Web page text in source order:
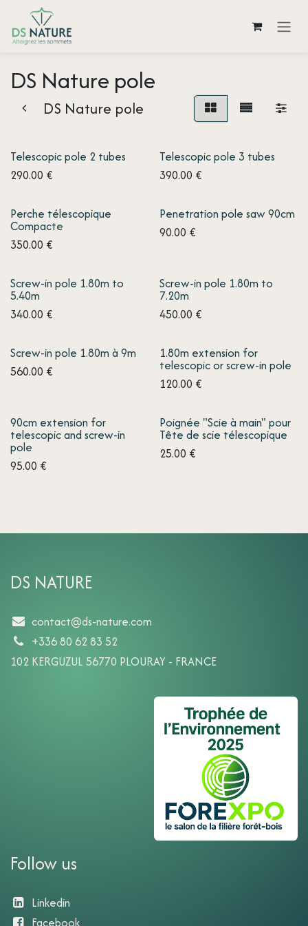
Skip to Content
DS Nature pole
DS Nature pole
Telescopic pole 2 tubes
290.00 €
Telescopic pole 3 tubes
390.00 €
Perche télescopique
Compacte
350.00 €
Penetration pole saw 90cm
90.00 €
Screw-in pole 1.80m to
5.40m
340.00 €
Screw-in pole 1.80m to
7.20m
450.00 €
Screw-in pole 1.80m à 9m
560.00 €
1.80m extension for
telescopic or screw-in pole
120.00 €
90cm extension for
telescopic and screw-in
pole
95.00 €
Poignée "Scie à main" pour
Tête de scie télescopique
25.00 €
DS NATURE
contact@ds-nature.com
+336 80 62 83 52
102 KERGUZUL 56770 PLOURAY - FRANCE
Follow us
Linkedin